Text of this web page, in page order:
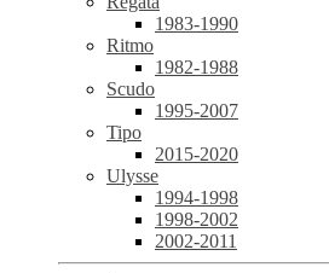
1983-1990
Ritmo
1982-1988
Scudo
1995-2007
Tipo
2015-2020
Ulysse
1994-1998
1998-2002
2002-2011